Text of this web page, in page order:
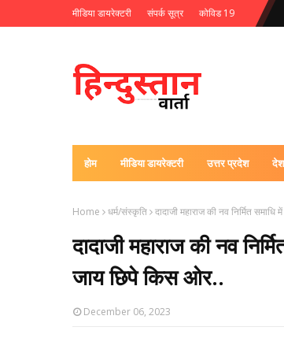
मीडिया डायरेक्टरी संपर्क सूत्र कोविड 19
होम मीडिया डायरेक्टरी उत्तर प्रदेश
Home धर्म/संस्कृति दादाजी महाराज की नव निर्मित
दादाजी महाराज की नव
जाय छिपे किस ओर..
December 06, 2023